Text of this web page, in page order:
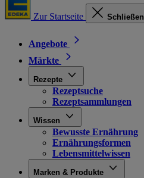
Zur Startseite Schließen
Angebote
Märkte
Rezepte
Rezeptsuche
Rezeptsammlungen
Wissen
Bewusste Ernährung
Ernährungsformen
Lebensmittelwissen
Marken & Produkte